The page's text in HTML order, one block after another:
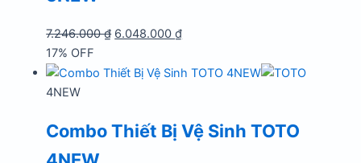
7.246.000₫ Giá
là:
6.048.000₫Giá
tại
17% OFF
4NEW
Combo Thiết Bị Vệ Sinh TOTO